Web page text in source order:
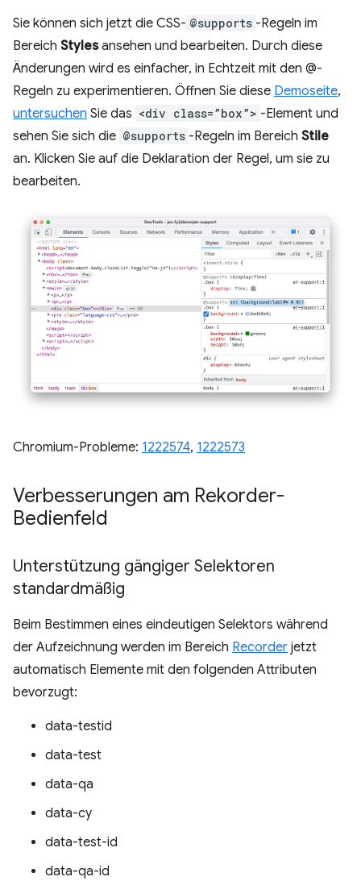
Sie können sich jetzt die CSS- @supports -Regeln im
Bereich Stylesansehen und bearbeiten. Durch diese
Änderungen wird es einfacher, in Echtzeit mit den @-
Regeln zu experimentieren. Öffnen Sie diese Demoseite,
untersuchen Sie das <div class=”box”> -Element und
sehen Sie sich die @supports -Regeln im Bereich Stile
an. Klicken Sie auf die Deklaration der Regel, um sie zu
bearbeiten.
Chromium-Probleme: 1222574, 1222573
Verbesserungen am Rekorder-
Bedienfeld
Unterstützung gängiger Selektoren
standardmäßig
Beim Bestimmen eines eindeutigen Selektors während
der Aufzeichnung werden im Bereich Recorder jetzt
automatisch Elemente mit den folgenden Attributen
bevorzugt:
data-testid
data-test
data-qa
data-cy
data-test-id
data-qa-id